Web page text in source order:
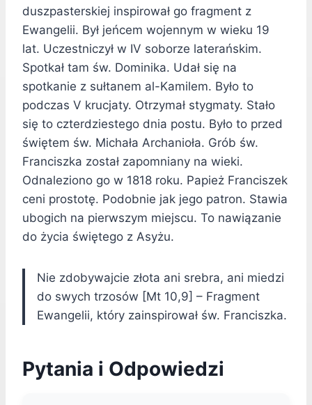
duszpasterskiej inspirował go fragment z
Ewangelii. Był jeńcem wojennym w wieku 19
lat. Uczestniczył w IV soborze laterańskim.
Spotkał tam św. Dominika. Udał się na
spotkanie z sułtanem al-Kamilem. Było to
podczas V krucjaty. Otrzymał stygmaty. Stało
się to czterdziestego dnia postu. Było to przed
świętem św. Michała Archanioła. Grób św.
Franciszka został zapomniany na wieki.
Odnaleziono go w 1818 roku. Papież Franciszek
ceni prostotę. Podobnie jak jego patron. Stawia
ubogich na pierwszym miejscu. To nawiązanie
do życia świętego z Asyżu.
Nie zdobywajcie złota ani srebra, ani miedzi
do swych trzosów [Mt 10,9] – Fragment
Ewangelii, który zainspirował św. Franciszka.
Pytania i Odpowiedzi